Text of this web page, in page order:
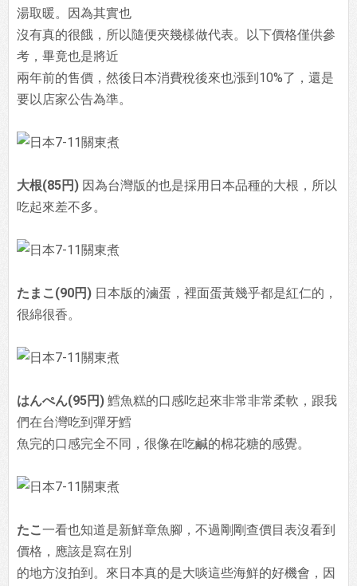
湯取暖。因為其實也
沒有真的很餓，所以隨便夾幾樣做代表。以下價格僅供參
考，畢竟也是將近
兩年前的售價，然後日本消費稅後來也漲到10%了，還是
要以店家公告為準。
大根(85円) 因為台灣版的也是採用日本品種的大根，所以
吃起來差不多。
たまこ(90円) 日本版的滷蛋，裡面蛋黃幾乎都是紅仁的，
很綿很香。
はんぺん(95円) 鱈魚糕的口感吃起來非常非常柔軟，跟我
們在台灣吃到彈牙鱈
魚完的口感完全不同，很像在吃鹹的棉花糖的感覺。
たこ一看也知道是新鮮章魚腳，不過剛剛查價目表沒看到
價格，應該是寫在別
的地方沒拍到。來日本真的是大啖這些海鮮的好機會，因